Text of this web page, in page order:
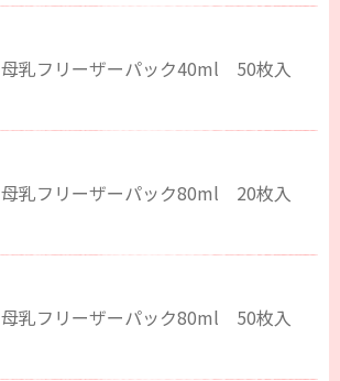
母乳フリーザーパック40ml 50枚入
母乳フリーザーパック80ml 20枚入
母乳フリーザーパック80ml 50枚入